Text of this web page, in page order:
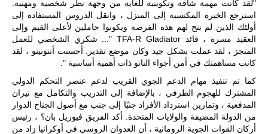
"لقد كانت مهمة شاقة وتكوينية للغاية من وجهة نظر شخصية ومهنية.
استرجع الخبرة المكتسبة إلى المنزل ، وانقل الدروس المستفادة إلى
أولئك الذين لم تتح لهم هذه الفرصة ويكونوا حاملين لأعلى القيم وإلى
العقيد مسرة ، قائد TFA-R Gladiator "... شكري الشخصي للعمل
المنجز ، لقد عملت بشكل جيد وكان موضع تقدير. أحسنت أنتونينو ، لقد
كانت مساهمتك في أمن أجواء الناتو ذات أهمية أساسية ".
كما تم تنفيذ مهام الدعم الجوي القريب لدعم عنصر التحكم الدولي
المشترك للهجوم الطرفي ، بالإضافة إلى التدريب والتكامل مع نيران
المدفعية ، وتمارين استرداد الأفراد جنبًا إلى جنب مع أصول الجناح الدوار
من الدولة المضيفة والولايات المتحدة. أكد الفريق فيوريل بان؟ ، رئيس
أركان القوات الجوية الرومانية ، أن العدوان الروسي في أوكرانيا زاد من